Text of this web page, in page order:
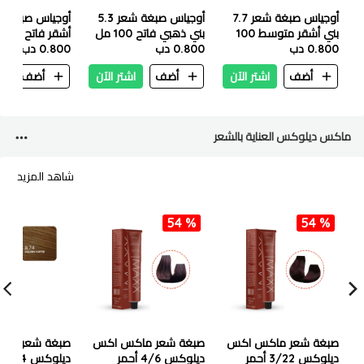
أوجياس صبغة شعر 7.7
بني أشقر متوسط ​​100
مل
0.800 دب
أضف
اشتر الآن
أوجياس صبغة شعر 5.3
بني ذهبي فاتح 100 مل
0.800 دب
أضف
اشتر الآن
أشقر فاتح
100 مل
0.800 دب
أضف
ماكس ديلوكس العناية بالشعر
شاهد المزيد
54 %
صبغة شعر ماكس اكس
ديلوكس 3/22 أحمر
54 %
صبغة شعر ماكس اكس
ديلوكس 4/6 أحمر
صبغة شعر